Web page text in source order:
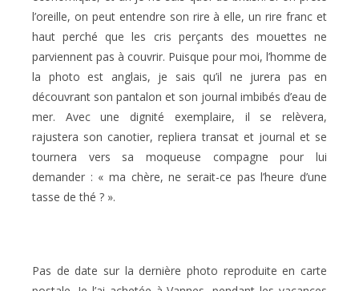
l’oreille, on peut entendre son rire à elle, un rire franc et
haut perché que les cris perçants des mouettes ne
parviennent pas à couvrir. Puisque pour moi, l’homme de
la photo est anglais, je sais qu’il ne jurera pas en
découvrant son pantalon et son journal imbibés d’eau de
mer. Avec une dignité exemplaire, il se relèvera,
rajustera son canotier, repliera transat et journal et se
tournera vers sa moqueuse compagne pour lui
demander : « ma chère, ne serait-ce pas l’heure d’une
tasse de thé ? ».
Pas de date sur la dernière photo reproduite en carte